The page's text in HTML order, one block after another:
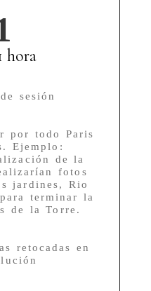
hora
sesión
por todo Paris
Ejemplo:
de la
fotos
jardines, Rio
terminar la
de la Torre.
retocadas en